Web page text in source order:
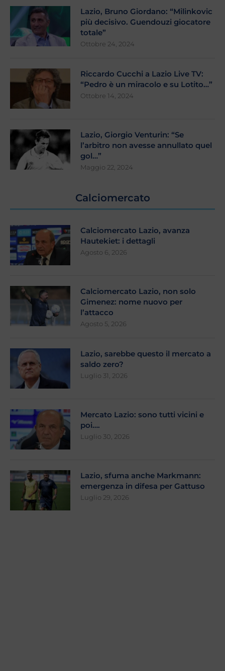
Lazio, Bruno Giordano: “Milinkovic
più decisivo. Guendouzi giocatore
totale”
Ottobre 24, 2024
Riccardo Cucchi a Lazio Live TV:
“Pedro è un miracolo e su Lotito…”
Ottobre 14, 2024
Lazio, Giorgio Venturin: “Se
l’arbitro non avesse annullato quel
gol…”
Maggio 22, 2024
Calciomercato
Calciomercato Lazio, avanza
Hautekiet: i dettagli
Agosto 6, 2026
Calciomercato Lazio, non solo
Gimenez: nome nuovo per
l’attacco
Agosto 5, 2026
Lazio, sarebbe questo il mercato a
saldo zero?
Luglio 31, 2026
Mercato Lazio: sono tutti vicini e
poi….
Luglio 30, 2026
Lazio, sfuma anche Markmann:
emergenza in difesa per Gattuso
Luglio 29, 2026